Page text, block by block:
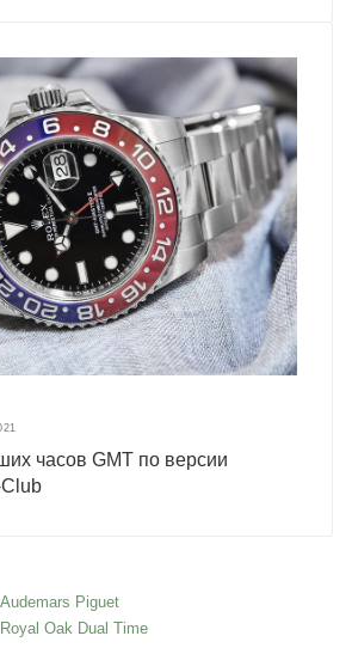
часов GMT по версии
Piguet
Oak Dual Time